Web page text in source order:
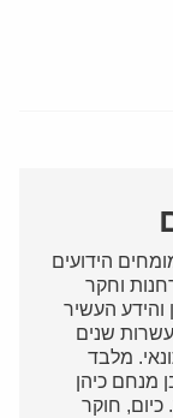
הידועים
וחקר
והידע העשיר
שנים
מלבד
מנחם כיהן
חוקר